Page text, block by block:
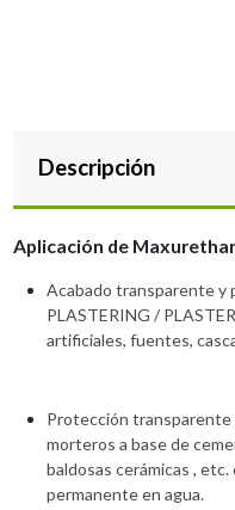
Descripción
Aplicación de
Acabado transparente y
PLASTERING /
artificiales, fuentes,
Protección transparente
morteros a base de
baldosas cerámicas ,
permanente en agua.